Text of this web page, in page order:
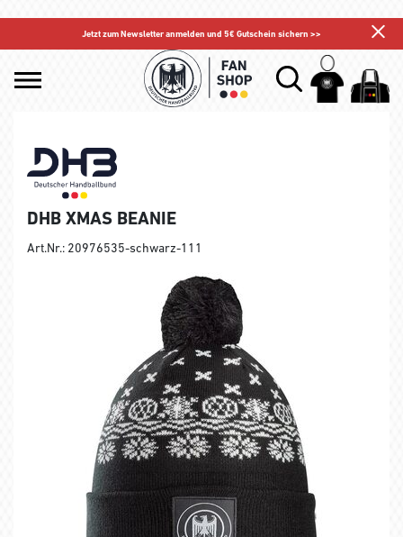
Jetzt zum Newsletter anmelden und 5€ Gutschein sichern >>
DHB XMAS BEANIE
Art.Nr.: 20976535-schwarz-111